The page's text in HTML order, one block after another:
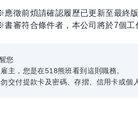
應徵前煩請確認履歷已更新至最終
書審符合條件者，本公司將於7個
您
主，您是在518熊班看到這則職務。
勿交付提款卡及密碼、存摺、信用卡或個